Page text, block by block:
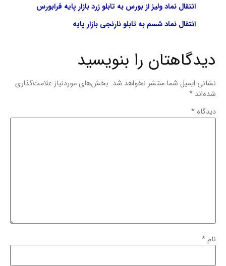
انتقال نماد ولیز از بورس به تابلو زرد بازار پایه فرابورس
انتقال نماد شسم به تابلو نارنجی بازار پایه
دیدگاهتان را بنویسید
نشانی ایمیل شما منتشر نخواهد شد. بخش‌های موردنیاز علامت‌گذاری
شده‌اند *
دیدگاه *
نام*